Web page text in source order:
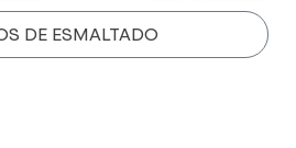
DE ESMALTADO